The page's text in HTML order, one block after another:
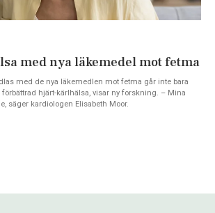
med nya läkemedel mot fetma
med de nya läkemedlen mot fetma går inte bara
hjärt-kärlhälsa, visar ny forskning. – Mina
säger kardiologen Elisabeth Moor.